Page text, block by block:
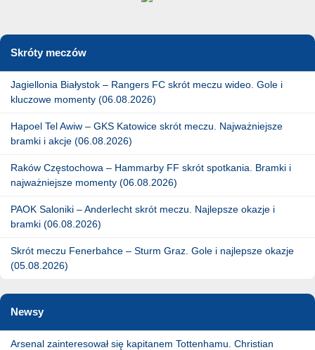
Skróty meczów
Jagiellonia Białystok – Rangers FC skrót meczu wideo. Gole i
kluczowe momenty (06.08.2026)
Hapoel Tel Awiw – GKS Katowice skrót meczu. Najważniejsze
bramki i akcje (06.08.2026)
Raków Częstochowa – Hammarby FF skrót spotkania. Bramki i
najważniejsze momenty (06.08.2026)
PAOK Saloniki – Anderlecht skrót meczu. Najlepsze okazje i
bramki (06.08.2026)
Skrót meczu Fenerbahce – Sturm Graz. Gole i najlepsze okazje
(05.08.2026)
Newsy
Arsenal zainteresował się kapitanem Tottenhamu. Christian